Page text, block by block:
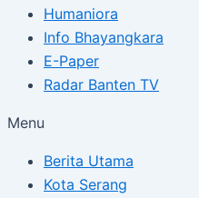
Humaniora
Info Bhayangkara
E-Paper
Radar Banten TV
Menu
Berita Utama
Kota Serang